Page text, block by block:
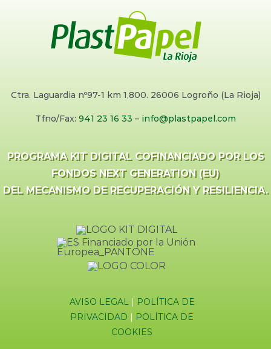
Ctra. Laguardia nº97-1 km 1,800. 26006 Logroño (La Rioja)
Tfno/Fax: 941 23 16 33 – info@plastpapel.com
PROGRAMA KIT DIGITAL COFINANCIADO POR LOS
FONDOS NEXT GENERATION (EU)
DEL MECANISMO DE RECUPERACIÓN Y RESILIENCIA.
AVISO LEGAL| POLÍTICA DE
PRIVACIDAD | POLÍTICA DE
COOKIES